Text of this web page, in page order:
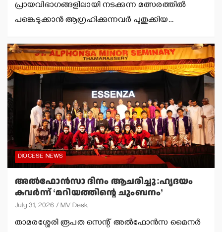
പ്രായവിഭാഗങ്ങളിലായി നടക്കുന്ന മത്സരത്തില്‍
പങ്കെടുക്കാന്‍ ആഗ്രഹിക്കുന്നവര്‍ പുതുക്കിയ…
DIOCESE NEWS
അല്‍ഫോന്‍സാ ദിനം ആചരിച്ചു:ഹൃദയം
കവര്‍ന്ന് ‘മറിയത്തിന്റെ ചുംബനം’
July 31, 2026 MV Desk
താമരശ്ശേരി രൂപത സെന്റ് അല്‍ഫോന്‍സ മൈനര്‍